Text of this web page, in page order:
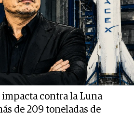
impacta contra la Luna
de 209 toneladas de